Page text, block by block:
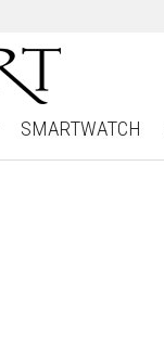
SMARTWATCH